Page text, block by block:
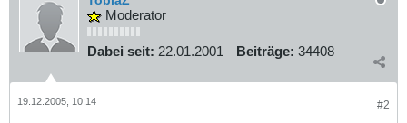
Moderator
Dabei seit: 22.01.2001 Beiträge: 34408
#2
19.12.2005, 10:14